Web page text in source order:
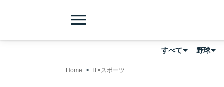
menu
すべて 野球
Home IT×スポーツ